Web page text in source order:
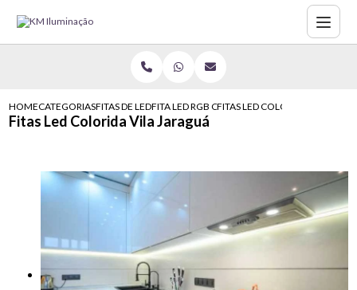
HOMECATEGORIASFITAS DE LEDFITA LED RGB COM CONTROLE
FITAS LED COLORIDA VILA
Fitas Led Colorida Vila Jaraguá